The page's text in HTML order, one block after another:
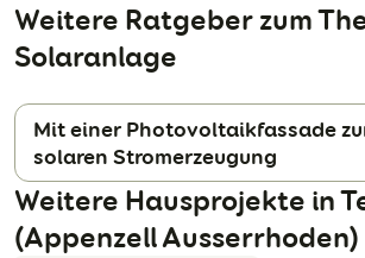
Weitere Ratgeber zum
Solaranlage
Mit einer Photovoltaikfassade
solaren Stromerzeugung
Weitere Hausprojekte in
(Appenzell Ausserrhoden)